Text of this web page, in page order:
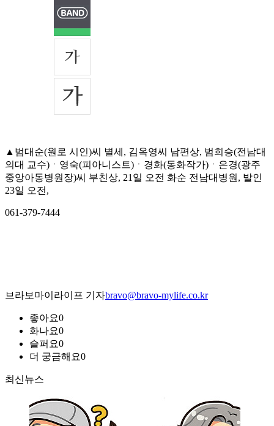
▲범대순(원로 시인)씨 별세, 김옥영씨 남편상, 범희승(전남대
의대 교수)ㆍ영숙(피아니스트)ㆍ경화(동화작가)ㆍ은경(광주
중앙아동병원장)씨 부친상, 21일 오전 화순 전남대병원, 발인
23일 오전,
061-379-7444
브라보마이라이프 기자bravo@bravo-mylife.co.kr
좋아요0
화나요0
슬퍼요0
더 궁금해요0
최신뉴스